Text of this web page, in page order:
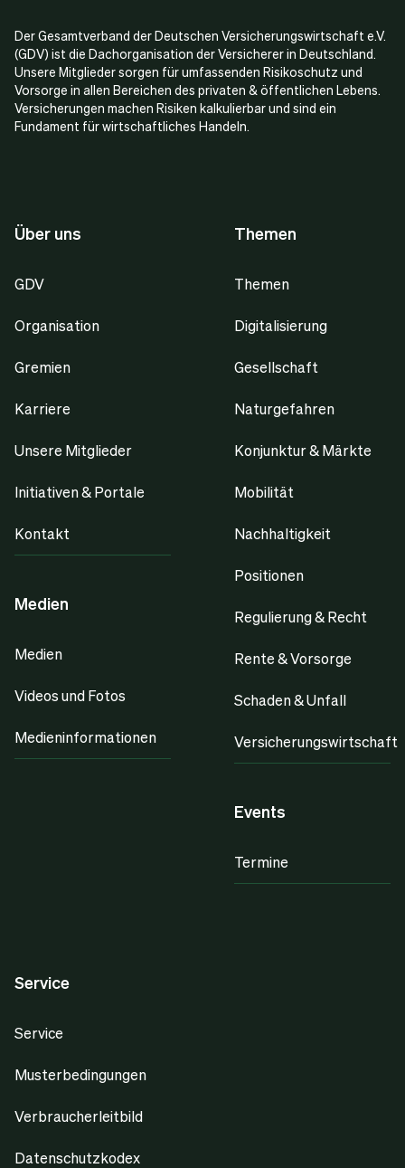
Der Gesamtverband der Deutschen Versicherungswirtschaft e.V.
(GDV) ist die Dachorganisation der Versicherer in Deutschland.
Unsere Mitglieder sorgen für umfassenden Risikoschutz und
Vorsorge in allen Bereichen des privaten & öffentlichen Lebens.
Versicherungen machen Risiken kalkulierbar und sind ein
Fundament für wirtschaftliches Handeln.
Über uns
GDV
Organisation
Gremien
Karriere
Unsere Mitglieder
Initiativen & Portale
Kontakt
Medien
Medien
Videos und Fotos
Medieninformationen
Themen
Themen
Digitalisierung
Gesellschaft
Naturgefahren
Konjunktur & Märkte
Mobilität
Nachhaltigkeit
Positionen
Regulierung & Recht
Rente & Vorsorge
Schaden & Unfall
Versicherungswirtschaft
Events
Termine
Service
Service
Musterbedingungen
Verbraucherleitbild
Datenschutzkodex